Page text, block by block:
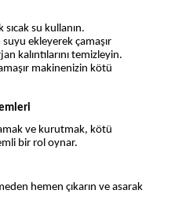
sıcak su kullanın.
ekleyerek çamaşır
kalıntılarını temizleyin.
makinenizin kötü
ve kurutmak, kötü
bir rol oynar.
hemen çıkarın ve asarak